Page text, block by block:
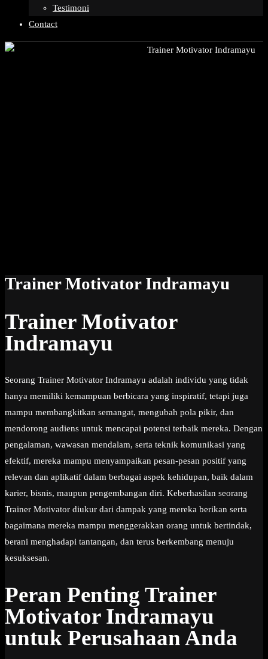
Testimoni
Contact
Trainer Motivator Indramayu
Trainer Motivator
Indramayu
Seorang Trainer Motivator Indramayu adalah individu yang tidak
hanya memiliki kemampuan berbicara yang inspiratif, tetapi juga
mampu membangkitkan semangat, mengubah pola pikir, dan
mendorong audiens untuk mencapai potensi terbaik mereka. Dengan
pengalaman, wawasan mendalam, serta teknik komunikasi yang
efektif, mereka mampu menyampaikan pesan-pesan positif yang
relevan dan aplikatif dalam berbagai aspek kehidupan, baik dalam
karier, bisnis, maupun pengembangan diri. Keberhasilan seorang
Trainer Motivator diukur dari dampak yang mereka berikan serta
bagaimana mereka mampu menggerakkan orang untuk bertindak,
berani menghadapi tantangan, dan terus berkembang menuju
kesuksesan.
Peran Penting Trainer
Motivator Indramayu
untuk Perusahaan Anda